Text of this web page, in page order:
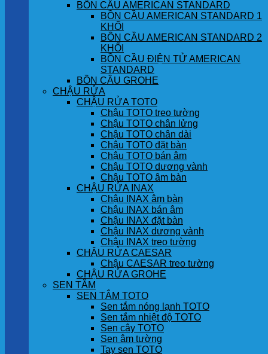
BỒN CẦU AMERICAN STANDARD
BỒN CẦU AMERICAN STANDARD 1
KHỐI
BỒN CẦU AMERICAN STANDARD 2
KHỐI
BỒN CẦU ĐIỆN TỬ AMERICAN
STANDARD
BỒN CẦU GROHE
CHẬU RỬA
CHẬU RỬA TOTO
Chậu TOTO treo tường
Chậu TOTO chân lửng
Chậu TOTO chân dài
Chậu TOTO đặt bàn
Chậu TOTO bán âm
Chậu TOTO dương vành
Chậu TOTO âm bàn
CHẬU RỬA INAX
Chậu INAX âm bàn
Chậu INAX bán âm
Chậu INAX đặt bàn
Chậu INAX dương vành
Chậu INAX treo tường
CHẬU RỬA CAESAR
Chậu CAESAR treo tường
CHẬU RỬA GROHE
SEN TẮM
SEN TẮM TOTO
Sen tắm nóng lạnh TOTO
Sen tắm nhiệt độ TOTO
Sen cây TOTO
Sen âm tường
Tay sen TOTO